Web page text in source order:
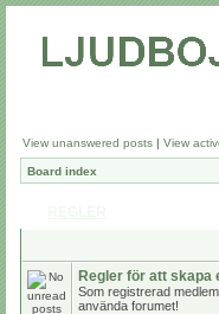
View unanswered posts | View
Board index
Regler för att skapa
Som registrerad
använda forumet!